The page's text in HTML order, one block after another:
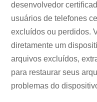
desenvolvedor
usuários de telefones
excluídos ou perdidos.
diretamente um
arquivos excluídos,
para restaurar seus
problemas do